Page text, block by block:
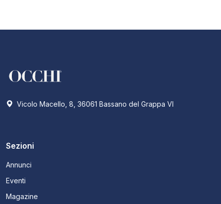
Vicolo Macello, 8, 36061 Bassano del Grappa VI
Sezioni
Annunci
Eventi
Magazine